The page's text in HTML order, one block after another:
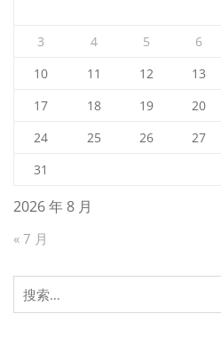
2026 年 8 月
3
4 5 6
10
11 12 13
17
18 19 20
24
25 26 27
31
« 7 月
搜
索：